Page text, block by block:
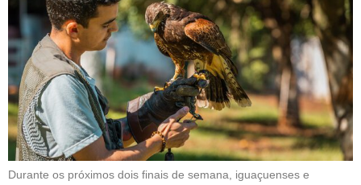
Durante os próximos dois finais de semana, iguaçuenses e